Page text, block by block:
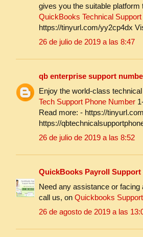
gives you the suitable
QuickBooks Technical Support
https://tinyurl.com/yy2cp4dx
26 de julio de 2019 a las 8:47
qb enterprise support
Enjoy the world-class
Tech Support Phone Number
Read more: - https://
https://
26 de julio de 2019 a las 8:52
QuickBooks Payroll Support
Need any assistance or facing
call us, on Quickbooks
26 de agosto de 2019 a las